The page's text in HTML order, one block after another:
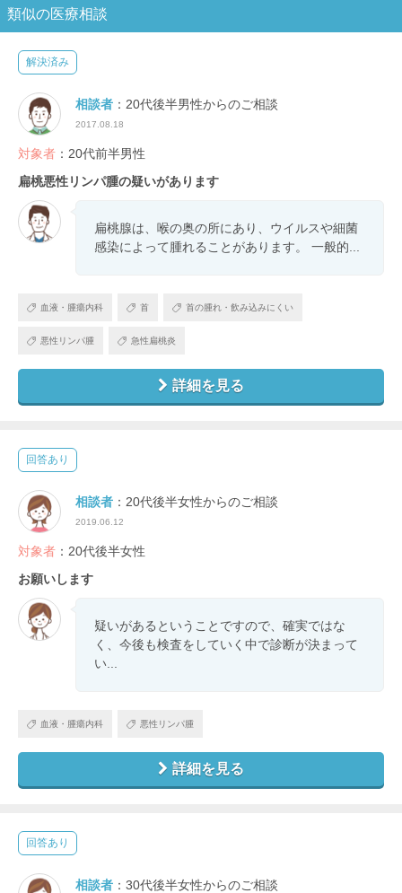
類似の医療相談
解決済み
相談者 ：20代後半男性からのご相談
2017.08.18
対象者 ：20代前半男性
扁桃悪性リンパ腫の疑いがあります
扁桃腺は、喉の奥の所にあり、ウイルスや細菌
感染によって腫れることがあります。 一般的...
血液・腫瘍内科 首 首の腫れ・飲み込みにくい
悪性リンパ腫 急性扁桃炎
詳細を見る
回答あり
相談者 ：20代後半女性からのご相談
2019.06.12
対象者 ：20代後半女性
お願いします
疑いがあるということですので、確実ではな
く、今後も検査をしていく中で診断が決まって
い...
血液・腫瘍内科 悪性リンパ腫
詳細を見る
回答あり
相談者 ：30代後半女性からのご相談